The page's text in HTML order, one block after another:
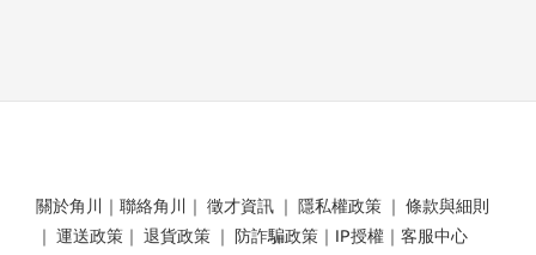
關於角川 ｜ 聯絡角川 ｜ 徵才資訊 ｜ 隱私權政策 ｜ 條款與細則
｜ 運送政策 ｜ 退貨政策 ｜ 防詐騙政策 ｜ IP授權 ｜ 客服中心